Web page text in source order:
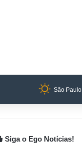
São Paulo
Siga o Ego Notícias!